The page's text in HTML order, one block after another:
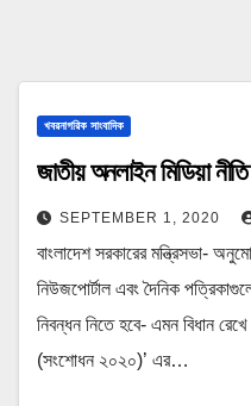
খবরনাগরিক সাংবাদিক
জাতীয় অনলাইন মিডিয়া
SEPTEMBER 1, 2020
বাংলাদেশ সরকারের মন্ত্রিসভা-
নিউজপোর্টাল এবং দৈনিক
নিবন্ধন নিতে হবে- এমন বিধান
(সংশোধন ২০২০)’ এর…